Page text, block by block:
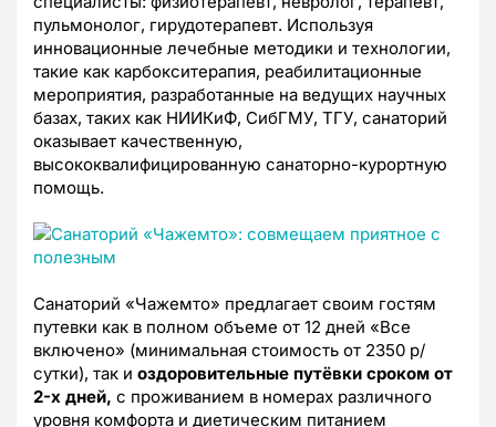
пульмонолог, гирудотерапевт. Используя
инновационные лечебные методики и технологии,
такие как карбокситерапия, реабилитационные
мероприятия, разработанные на ведущих научных
базах, таких как НИИКиФ, СибГМУ, ТГУ, санаторий
оказывает качественную,
высококвалифицированную санаторно-курортную
помощь.
Санаторий «Чажемто» предлагает своим гостям
путевки как в полном объеме от 12 дней «Все
включено» (минимальная стоимость от 2350 р/
сутки), так и оздоровительные путёвки сроком от
2-х дней, с проживанием в номерах различного
уровня комфорта и диетическим питанием